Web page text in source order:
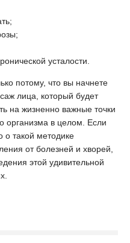
усталости.
потому, что вы начнете
лица, который будет
на жизненно важные точки
организма в целом. Если
о такой методике
от болезней и хворей,
этой удивительной